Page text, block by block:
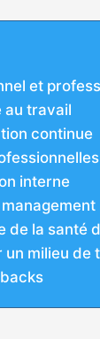
et
au travail
continue
interne
de la santé
un milieu